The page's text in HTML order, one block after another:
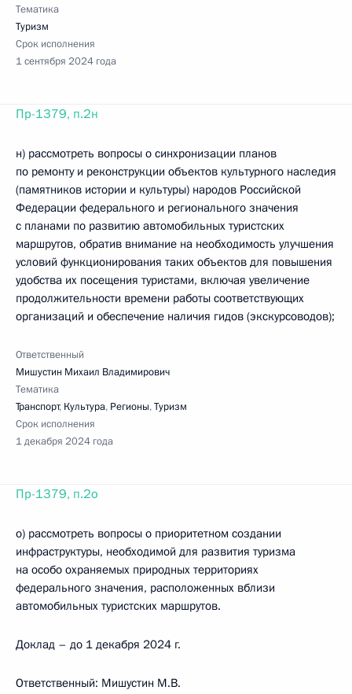
Тематика
Туризм
Срок исполнения
1 сентября 2024 года
Пр-1379, п.2н
н) рассмотреть вопросы о синхронизации планов
по ремонту и реконструкции объектов культурного наследия
(памятников истории и культуры) народов Российской
Федерации федерального и регионального значения
с планами по развитию автомобильных туристских
маршрутов, обратив внимание на необходимость улучшения
условий функционирования таких объектов для повышения
удобства их посещения туристами, включая увеличение
продолжительности времени работы соответствующих
организаций и обеспечение наличия гидов (экскурсоводов);
Ответственный
Мишустин Михаил Владимирович
Тематика
Транспорт, Культура, Регионы,Туризм
Срок исполнения
1 декабря 2024 года
Пр-1379, п.2о
о) рассмотреть вопросы о приоритетном создании
инфраструктуры, необходимой для развития туризма
на особо охраняемых природных территориях
федерального значения, расположенных вблизи
автомобильных туристских маршрутов.
Доклад – до 1 декабря 2024 г.
Ответственный: Мишустин М.В.